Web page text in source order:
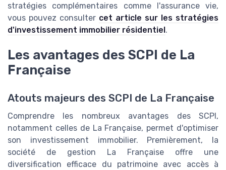
stratégies complémentaires comme l'assurance vie,
vous pouvez consulter cet article sur les stratégies
d'investissement immobilier résidentiel.
Les avantages des SCPI de La
Française
Atouts majeurs des SCPI de La Française
Comprendre les nombreux avantages des SCPI,
notamment celles de La Française, permet d'optimiser
son investissement immobilier. Premièrement, la
société de gestion La Française offre une
diversification efficace du patrimoine avec accès à